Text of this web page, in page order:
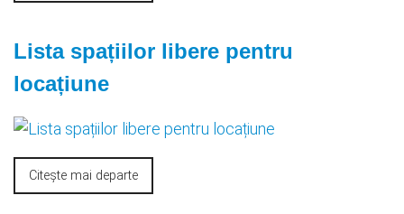
Lista spațiilor libere pentru
locațiune
Citește mai departe